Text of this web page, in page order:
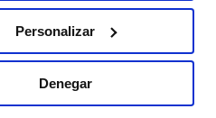
Personalizar
Denegar